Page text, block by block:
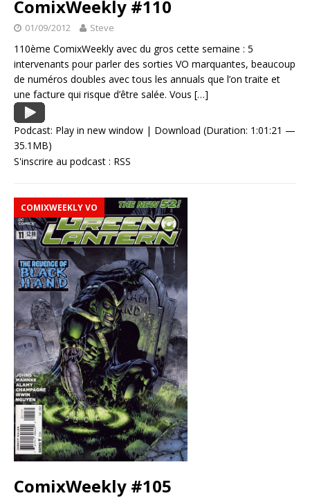
ComixWeekly #110
01/09/2012 Steve
110ème ComixWeekly avec du gros cette semaine : 5
intervenants pour parler des sorties VO marquantes, beaucoup
de numéros doubles avec tous les annuals que l’on traite et
une facture qui risque d’être salée. Vous […]
Podcast: Play in new window | Download (Duration: 1:01:21 —
35.1MB)
S'inscrire au podcast : RSS
COMIXWEEKLY VO
ComixWeekly #105